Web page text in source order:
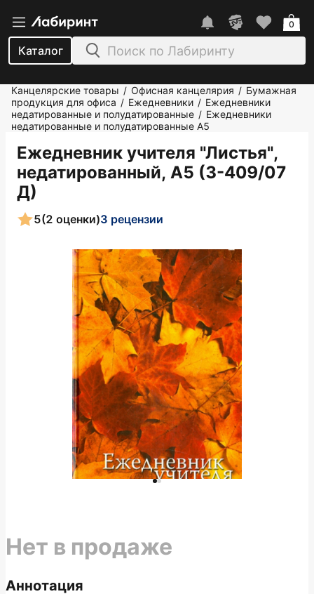
Каталог
0
Канцелярские товары / Офисная канцелярия / Бумажная
продукция для офиса / Ежедневники / Ежедневники
недатированные и полудатированные / Ежедневники
недатированные и полудатированные А5
Ежедневник учителя "Листья",
недатированный, А5 (3-409/07
Д)
5(2 оценки)3 рецензии
Аннотация
Нет в продаже